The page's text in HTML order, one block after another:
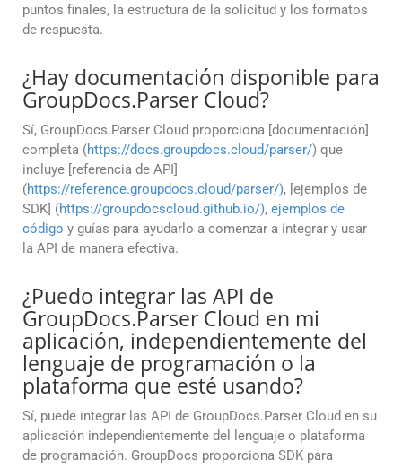
puntos finales, la estructura de la solicitud y los formatos
de respuesta.
¿Hay documentación disponible para
GroupDocs.Parser Cloud?
Sí, GroupDocs.Parser Cloud proporciona [documentación]
completa (https://docs.groupdocs.cloud/parser/) que
incluye [referencia de API]
(https://reference.groupdocs.cloud/parser/), [ejemplos de
SDK] (https://groupdocscloud.github.io/), ejemplos de
código y guías para ayudarlo a comenzar a integrar y usar
la API de manera efectiva.
¿Puedo integrar las API de
GroupDocs.Parser Cloud en mi
aplicación, independientemente del
lenguaje de programación o la
plataforma que esté usando?
Sí, puede integrar las API de GroupDocs.Parser Cloud en su
aplicación independientemente del lenguaje o plataforma
de programación. GroupDocs proporciona SDK para